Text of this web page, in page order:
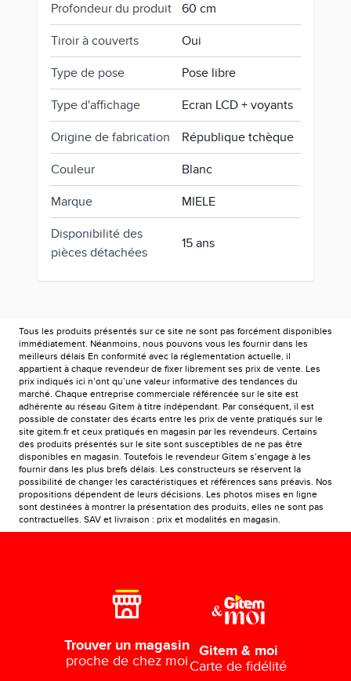
Profondeur du produit 60 cm
Tiroir à couverts Oui
Type de pose Pose libre
Type d'affichage Ecran LCD + voyants
Origine de fabrication République tchèque
Couleur Blanc
Marque MIELE
Disponibilité des
pièces détachées
15 ans
Tous les produits présentés sur ce site ne sont pas forcément disponibles
immédiatement. Néanmoins, nous pouvons vous les fournir dans les
meilleurs délais En conformité avec la réglementation actuelle, il
appartient à chaque revendeur de fixer librement ses prix de vente. Les
prix indiqués ici n’ont qu’une valeur informative des tendances du
marché. Chaque entreprise commerciale référencée sur le site est
adhérente au réseau Gitem à titre indépendant. Par conséquent, il est
possible de constater des écarts entre les prix de vente pratiqués sur le
site gitem.fr et ceux pratiqués en magasin par les revendeurs. Certains
des produits présentés sur le site sont susceptibles de ne pas être
disponibles en magasin. Toutefois le revendeur Gitem s’engage à les
fournir dans les plus brefs délais. Les constructeurs se réservent la
possibilité de changer les caractéristiques et références sans préavis. Nos
propositions dépendent de leurs décisions. Les photos mises en ligne
sont destinées à montrer la présentation des produits, elles ne sont pas
contractuelles. SAV et livraison : prix et modalités en magasin.
Trouver un magasin
proche de chez moi
Gitem & moi
Carte de fidélité